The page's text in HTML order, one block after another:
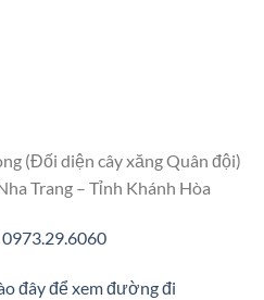
(Đối diện cây xăng Quân đội)
Trang – Tỉnh Khánh Hòa
0973.29.6060
đây để xem đường đi